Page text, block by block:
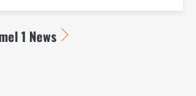
1 News